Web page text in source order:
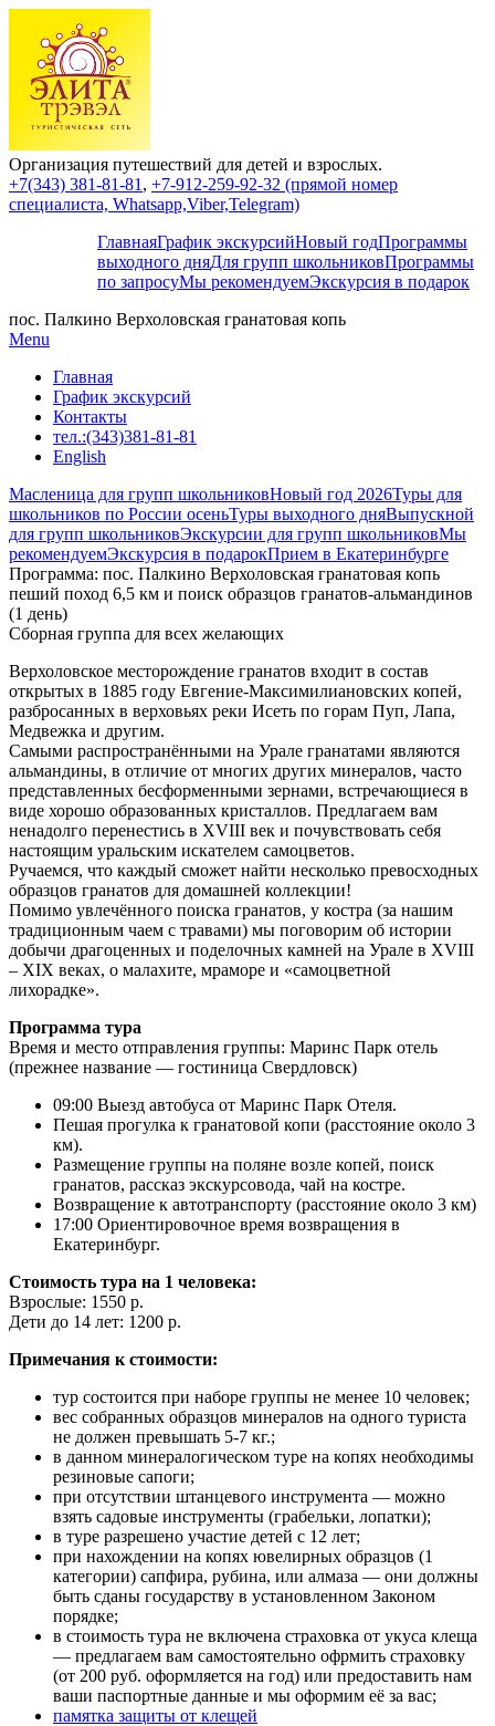
Организация путешествий для детей и взрослых.
+7(343) 381-81-81 , +7-912-259-92-32 (прямой номер
специалиста, Whatsapp,Viber,Telegram)
ГлавнаяГрафик экскурсийНовый годПрограммы
выходного дняДля групп школьниковПрограммы
по запросуМы рекомендуемЭкскурсия в подарок
пос. Палкино Верхоловская гранатовая копь
Menu
Главная
График экскурсий
Контакты
тел.:(343)381-81-81
English
Масленица для групп школьниковНовый год 2026Туры для
школьников по России осеньТуры выходного дняВыпускной
для групп школьниковЭкскурсии для групп школьниковМы
рекомендуемЭкскурсия в подарокПрием в Екатеринбурге
Программа: пос. Палкино Верхоловская гранатовая копь
пеший поход 6,5 км и поиск образцов гранатов-альмандинов
(1 день)
Сборная группа для всех желающих
Верхоловское месторождение гранатов входит в состав
открытых в 1885 году Евгение-Максимилиановских копей,
разбросанных в верховьях реки Исеть по горам Пуп, Лапа,
Медвежка и другим.
Самыми распространёнными на Урале гранатами являются
альмандины, в отличие от многих других минералов, часто
представленных бесформенными зернами, встречающиеся в
виде хорошо образованных кристаллов. Предлагаем вам
ненадолго перенестись в XVIII век и почувствовать себя
настоящим уральским искателем самоцветов.
Ручаемся, что каждый сможет найти несколько превосходных
образцов гранатов для домашней коллекции!
Помимо увлечённого поиска гранатов, у костра (за нашим
традиционным чаем с травами) мы поговорим об истории
добычи драгоценных и поделочных камней на Урале в XVIII
– XIX веках, о малахите, мраморе и «самоцветной
лихорадке».
Программа тура
Время и место отправления группы: Маринс Парк отель
(прежнее название — гостиница Свердловск)
09:00 Выезд автобуса от Маринс Парк Отеля.
Пешая прогулка к гранатовой копи (расстояние около 3
км).
Размещение группы на поляне возле копей, поиск
гранатов, рассказ экскурсовода, чай на костре.
Возвращение к автотранспорту (расстояние около 3 км)
17:00 Ориентировочное время возвращения в
Екатеринбург.
Стоимость тура на 1 человека:
Взрослые: 1550 р.
Дети до 14 лет: 1200 р.
Примечания к стоимости:
тур состоится при наборе группы не менее 10 человек;
вес собранных образцов минералов на одного туриста
не должен превышать 5-7 кг.;
в данном минералогическом туре на копях необходимы
резиновые сапоги;
при отсутствии штанцевого инструмента — можно
взять садовые инструменты (грабельки, лопатки);
в туре разрешено участие детей с 12 лет;
при нахождении на копях ювелирных образцов (1
категории) сапфира, рубина, или алмаза — они должны
быть сданы государству в установленном Законом
порядке;
в стоимость тура не включена страховка от укуса клеща
— предлагаем вам самостоятельно офрмить страховку
(от 200 руб. оформляется на год) или предоставить нам
ваши паспортные данные и мы оформим её за вас;
памятка защиты от клещей